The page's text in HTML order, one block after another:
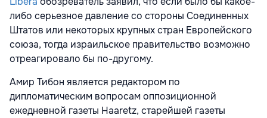
либо серьезное давление со стороны Соединенных
Штатов или некоторых крупных стран Европейского
союза, тогда израильское правительство возможно
отреагировало бы по-другому.
Амир Тибон является редактором по
дипломатическим вопросам оппозиционной
ежедневной газеты Haaretz, старейшей газеты